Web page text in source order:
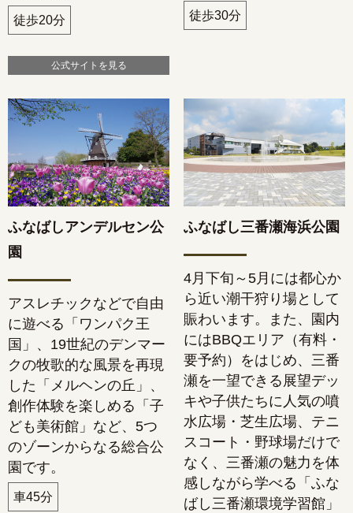
徒歩20分
公式サイトを見る
徒歩30分
ふなばしアンデルセン公
園
アスレチックなどで自由
に遊べる「ワンパク王
国」、19世紀のデンマー
クの牧歌的な風景を再現
した「メルヘンの丘」、
創作体験を楽しめる「子
ども美術館」など、5つ
のゾーンからなる総合公
園です。
車45分
ふなばし三番瀬海浜公園
4月下旬～5月には都心か
ら近い潮干狩り場として
賑わいます。また、園内
にはBBQエリア（有料・
要予約）をはじめ、三番
瀬を一望できる展望デッ
キや子供たちに人気の噴
水広場・芝生広場、テニ
スコート・野球場だけで
なく、三番瀬の魅力を体
感しながら学べる「ふな
ばし三番瀬環境学習館」